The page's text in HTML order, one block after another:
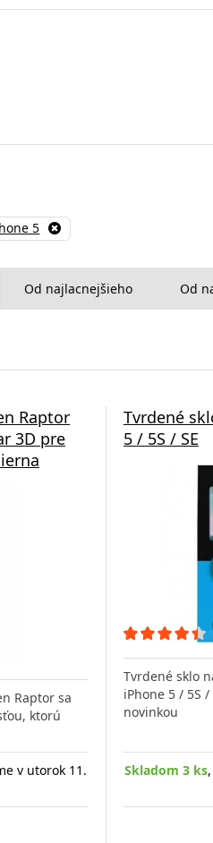
5
Od najlacnejšieho Od
Raptor
3D pre
Raptor sa
ktorú
v utorok 11.
Tvrdené
5 / 5S / SE
Tvrdené sklo
iPhone 5 / 5S
novinkou
Skladom 3 ks